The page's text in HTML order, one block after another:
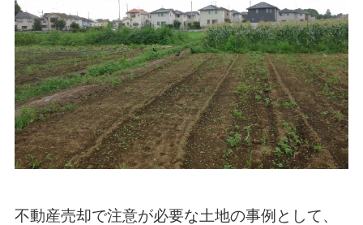
不動産売却で注意が必要な土地の事例として、